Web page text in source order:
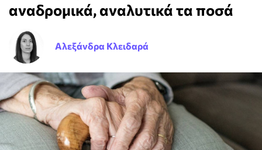
αναδρομικά, αναλυτικά τα ποσά
Αλεξάνδρα Κλειδαρά